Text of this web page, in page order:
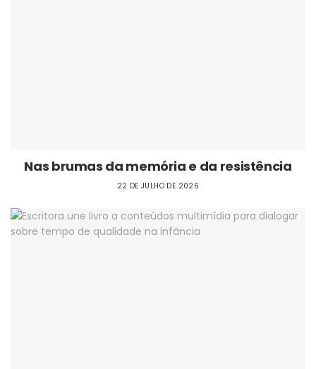
Nas brumas da memória e da resistência
22 DE JULHO DE 2026